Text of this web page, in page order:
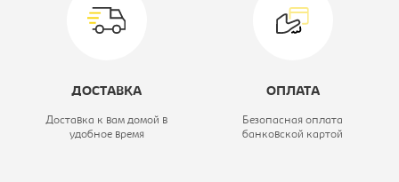
Материал обивки: ткань 3C11
Модель кресла: CH-808LT
ДОСТАВКА
Доставка к вам домой в
удобное время
ОПЛАТА
Безопасная оплата
банковской картой